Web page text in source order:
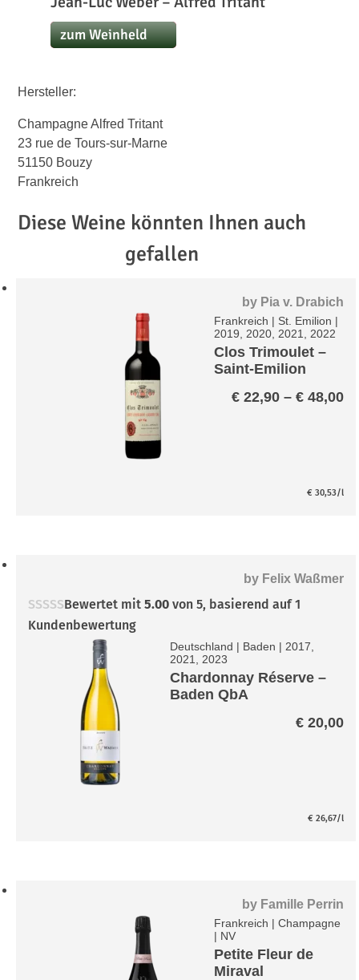
zum Weinheld
Hersteller:
Champagne Alfred Tritant
23 rue de Tours-sur-Marne
51150 Bouzy
Frankreich
Diese Weine könnten Ihnen auch
gefallen
by Pia v. Drabich
Frankreich | St. Emilion |
2019, 2020, 2021, 2022
Clos Trimoulet –
Saint-Emilion
€22,90 – €48,00
€ 30,53/l
by Felix Waßmer
Bewertet mit5.00 von 5, basierend auf1
Kundenbewertung
Deutschland | Baden | 2017,
2021, 2023
Chardonnay Réserve –
Baden QbA
€20,00
€ 26,67/l
by Famille Perrin
Frankreich |Champagne
| NV
Petite Fleur de
Miraval